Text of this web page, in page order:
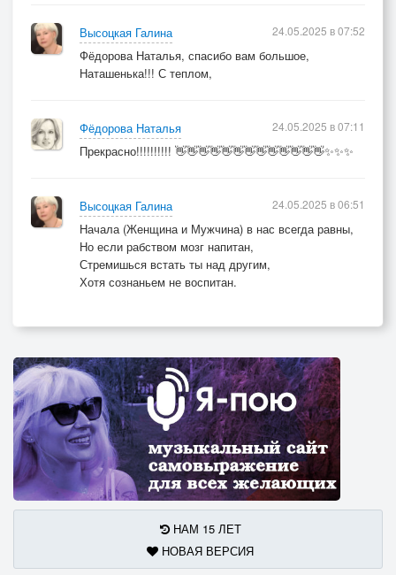
Высоцкая Галина
Фёдорова Наталья, спасибо вам большое,
Наташенька!!! С теплом,
24.05.2025 в 07:52
Фёдорова Наталья
Прекрасно!!!!!!!!!! 👋👋👋👋👋👋👋👋👋👋👋👋👋✨✨✨
24.05.2025 в 07:11
Высоцкая Галина
Начала (Женщина и Мужчина) в нас всегда равны,
Но если рабством мозг напитан,
Стремишься встать ты над другим,
Хотя сознаньем не воспитан.
24.05.2025 в 06:51
НАМ 15 ЛЕТ
НОВАЯ ВЕРСИЯ